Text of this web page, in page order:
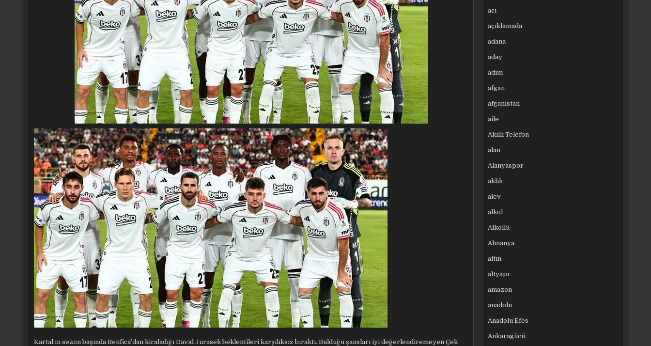
Kartal’ın sezon başında Benfica’dan kiraladığı David Jurasek beklentileri karşılıksız bıraktı. Bulduğu şansları iyi değerlendiremeyen Çek
acı
açıklamada
adana
aday
adım
afgan
afganistan
aile
Akıllı Telefon
alan
Alanyaspor
aldık
alev
alkol
Alkollü
Almanya
altın
altyapı
amazon
anadolu
Anadolu Efes
Ankaragücü